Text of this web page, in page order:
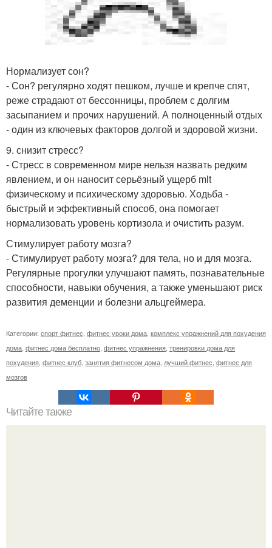
Нормализует сон?
- Сон? регулярно ходят пешком, лучше и крепче спят,
реже страдают от бессонницы, проблем с долгим
засыпанием и прочих нарушений. А полноценный отдых
- один из ключевых факторов долгой и здоровой жизни.
9. снизит стресс?
- Стресс в современном мире нельзя назвать редким
явлением, и он наносит серьёзный ущерб mlt
физическому и психическому здоровью. Ходьба -
быстрый и эффективный способ, она помогает
нормализовать уровень кортизола и очистить разум.
Стимулирует работу мозга?
- Стимулирует работу мозга? для тела, но и для мозга.
Регулярные прогулки улучшают память, познавательные
способности, навыки обучения, а также уменьшают риск
развития деменции и болезни альцгеймера.
Категории: спорт фитнес, фитнес уроки дома, комплекс упражнений для похудения
дома, фитнес дома бесплатно, фитнес упражнения, тренировки дома для
похудения, фитнес клуб, занятия фитнесом дома, лучший фитнес, фитнес для
мозгов
Читайте также